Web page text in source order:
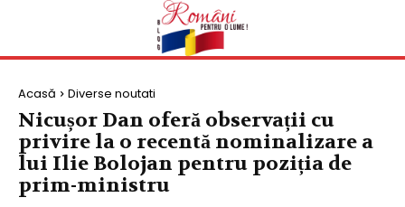
Acasă Diverse noutati
Nicușor Dan oferă observații cu
privire la o recentă nominalizare a
lui Ilie Bolojan pentru poziția de
prim-ministru